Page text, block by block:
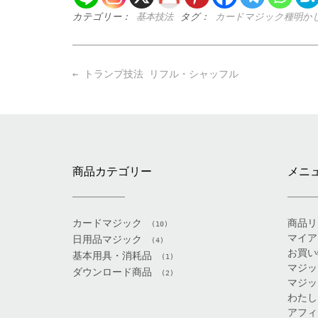
カテゴリー： 基本技法 タグ： カードマジック種明か
Post
← トランプ技法 リフル・シャッフル
商品カテゴリー
カードマジック (10)
日用品マジック (4)
基本用具・消耗品 (1)
ダウンロード商品 (2)
メニ
商品
マイ
お買
マジ
マジ
わた
アフ